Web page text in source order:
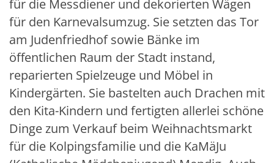
für die Messdiener und dekorierten Wägen
für den Karnevalsumzug. Sie setzten das Tor
am Judenfriedhof sowie Bänke im
öffentlichen Raum der Stadt instand,
reparierten Spielzeuge und Möbel in
Kindergärten. Sie bastelten auch Drachen mit
den Kita-Kindern und fertigten allerlei schöne
Dinge zum Verkauf beim Weihnachtsmarkt
für die Kolpingsfamilie und die KaMäJu